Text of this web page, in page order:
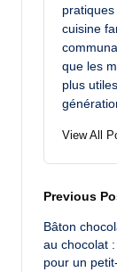
cuisine
que les
plus
View All
Post
Previous
Bâton
au chocolat
pour un